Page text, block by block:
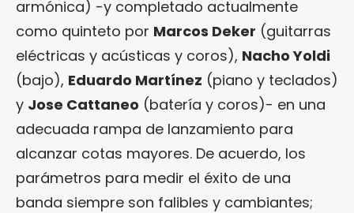
armónica) -y completado actualmente
como quinteto por Marcos Deker (guitarras
eléctricas y acústicas y coros), Nacho Yoldi
(bajo), Eduardo Martínez (piano y teclados)
y Jose Cattaneo (batería y coros)- en una
adecuada rampa de lanzamiento para
alcanzar cotas mayores. De acuerdo, los
parámetros para medir el éxito de una
banda siempre son falibles y cambiantes;